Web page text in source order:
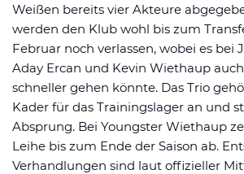
Weißen bereits vier Akteure
werden den Klub wohl bis zum
Februar noch verlassen, wobei es bei
Aday Ercan und Kevin Wiethaup
schneller gehen könnte. Das Trio
Kader für das Trainingslager an und
Absprung. Bei Youngster Wiethaup
Leihe bis zum Ende der Saison ab.
Verhandlungen sind laut offizieller